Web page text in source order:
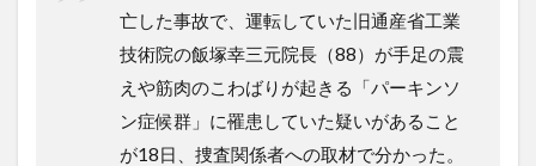
亡した事故で、運転していた旧通産省工業
技術院の飯塚幸三元院長（88）が手足の震
えや筋肉のこわばりが起きる「パーキンソ
ン症候群」に罹患していた疑いがあること
が18日、捜査関係者への取材で分かった。